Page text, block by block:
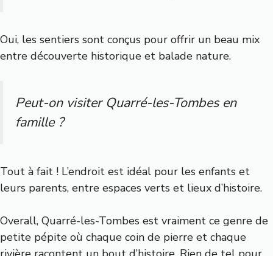
Oui, les sentiers sont conçus pour offrir un beau mix
entre découverte historique et balade nature.
Peut-on visiter Quarré-les-Tombes en
famille ?
Tout à fait ! L’endroit est idéal pour les enfants et
leurs parents, entre espaces verts et lieux d’histoire.
Overall, Quarré-les-Tombes est vraiment ce genre de
petite pépite où chaque coin de pierre et chaque